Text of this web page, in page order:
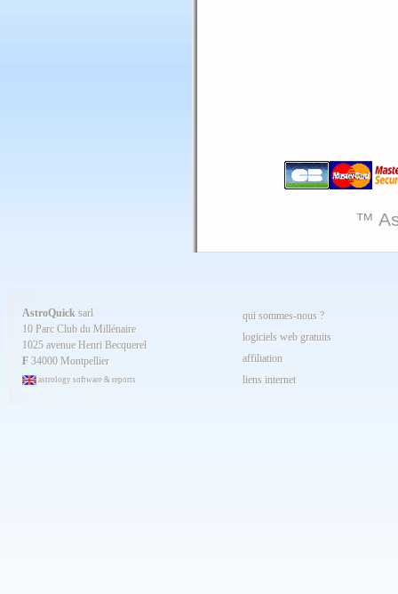
™
AstroQuick sarl
10 Parc Club du Millénaire
1025 avenue Henri Becquerel
F 34000 Montpellier
astrology software & reports
qui sommes-nous ?
logiciels web gratuits
affiliation
liens internet